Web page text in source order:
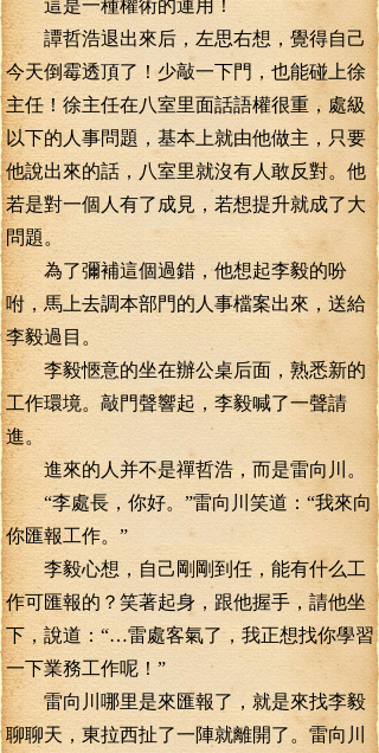
這是一種權術的運用！
譚哲浩退出來后，左思右想，覺得自己
今天倒霉透頂了！少敲一下門，也能碰上徐
主任！徐主任在八室里面話語權很重，處級
以下的人事問題，基本上就由他做主，只要
他說出來的話，八室里就沒有人敢反對。他
若是對一個人有了成見，若想提升就成了大
問題。
為了彌補這個過錯，他想起李毅的吩
咐，馬上去調本部門的人事檔案出來，送給
李毅過目。
李毅愜意的坐在辦公桌后面，熟悉新的
工作環境。敲門聲響起，李毅喊了一聲請
進。
進來的人并不是禪哲浩，而是雷向川。
“李處長，你好。”雷向川笑道：“我來向
你匯報工作。”
李毅心想，自己剛剛到任，能有什么工
作可匯報的？笑著起身，跟他握手，請他坐
下，說道：“…雷處客氣了，我正想找你學習
一下業務工作呢！”
雷向川哪里是來匯報了，就是來找李毅
聊聊天，東拉西扯了一陣就離開了。雷向川